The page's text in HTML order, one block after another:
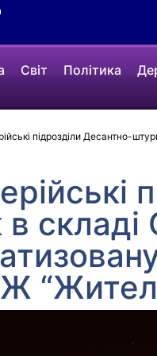
Світ Політика
підрозділи Десантно-
в